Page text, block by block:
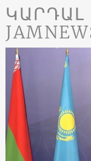
ԿԱՐԴԱԼ